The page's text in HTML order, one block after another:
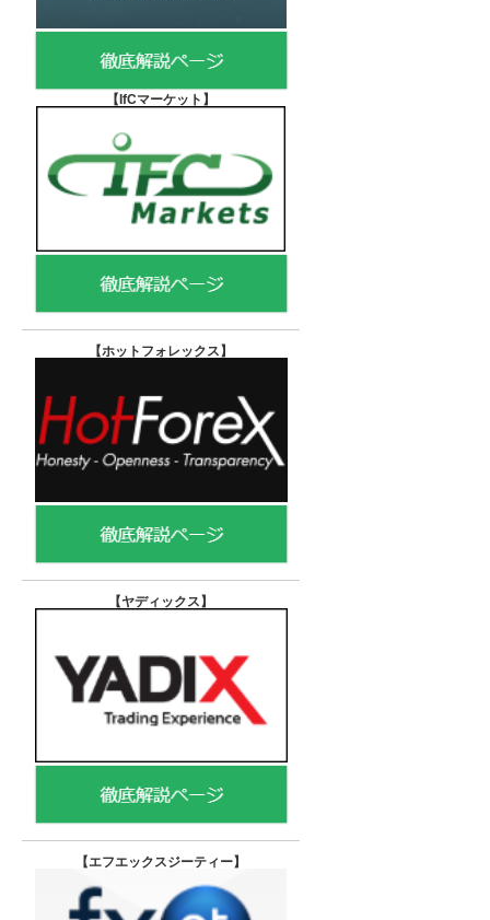
【IfCマーケット 】
【ホットフォレックス 】
【ヤディックス 】
【エフエックスジーティー】